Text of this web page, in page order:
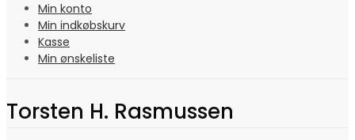
Min konto
Min indkøbskurv
Kasse
Min ønskeliste
Torsten H. Rasmussen